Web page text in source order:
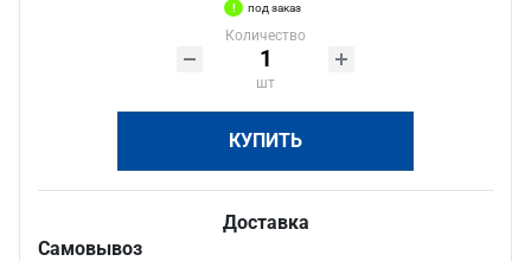
под заказ
Количество
шт
КУПИТЬ
Доставка
Самовывоз